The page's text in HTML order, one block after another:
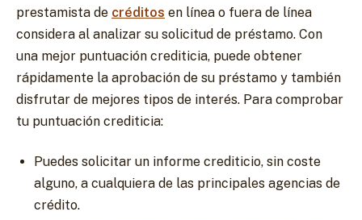
prestamista de créditos en línea o fuera de línea
considera al analizar su solicitud de préstamo. Con
una mejor puntuación crediticia, puede obtener
rápidamente la aprobación de su préstamo y también
disfrutar de mejores tipos de interés. Para comprobar
tu puntuación crediticia:
Puedes solicitar un informe crediticio, sin coste
alguno, a cualquiera de las principales agencias de
crédito.